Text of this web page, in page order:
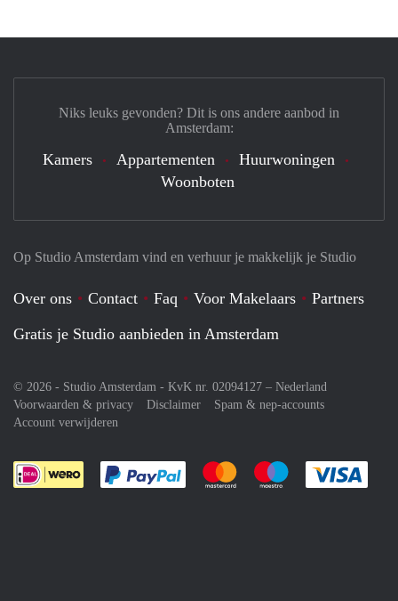
Op Studio Amsterdam vind en verhuur je makkelijk je Studio
Over ons Contact Faq Voor Makelaars
Partners
Gratis je Studio aanbieden in Amsterdam
© 2026 - Studio Amsterdam - KvK nr. 02094127 – Nederland
Voorwaarden & privacy
Disclaimer
Spam & nep-accounts
Account verwijderen
Je rekent gemakkelijk af met Paypal
Je rekent gemakkelijk af met
Je rekent
Niks leuks gevonden? Dit is ons andere aanbod in
Amsterdam:
Kamers Appartementen
Huurwoningen
Woonboten